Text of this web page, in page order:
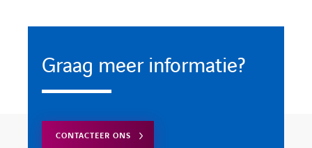
Graag meer informatie?
CONTACTEER ONS